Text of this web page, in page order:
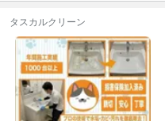
タスカルクリーン